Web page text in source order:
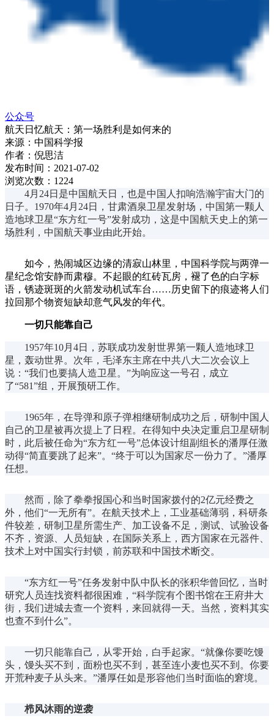
公众号
航天日忆航天：第一场胜利是如何来的
来源： 中国科学报
作者： 倪思洁
发布时间： 2021-07-02
浏览次数： 1224
4月24日是中国航天日，也是中国人扣响浩瀚宇宙大门的
日子。1970年4月24日，甘肃酒泉卫星发射场，中国第一颗人
造地球卫星“东方红一号”发射成功，这是中国航天史上的第一
场胜利，中国航天事业由此开始。
如今，热闹城区边缘的清寂山林里，中国科学院与两弹一
星纪念馆安静而肃穆。不起眼的红砖瓦房，褪了色的白字标
语，锈迹斑斑的火箭发动机试车台……历史留下的痕迹将人们
拉回那个物资短缺却意气风发的年代。
一切只能靠自己
1957年10月4日，苏联成功发射世界第一颗人造地球卫
星，轰动世界。次年，毛泽东主席在中共八大二次会议上
说：“我们也要搞人造卫星。”为响应这一号召， 成立
了“581”组，开展预研工作。
1965年，在导弹和原子弹相继研制成功之后，研制中国人
自己的卫星被再次提上了日程。在得知中央决定重启卫星研制
时，此后被任命为“东方红一号”总体设计组副组长的潘厚任激
动得“简直要跳了起来”。“终于可以为国家尽一份力了。”潘厚
任想。
然而，除了拳拳报国心和当时国家拨付的2亿元经费之
外，他们“一无所有”。在航天技术上，工业基础薄弱，科研条
件较差，研制卫星所需生产、加工设备不足，测试、试验设备
不齐，资源、人员短缺，在国际关系上，西方国家在元器件、
技术上对中国实行封锁，前苏联和中国技术断交。
“东方红一号”任务发射中队中队长的张积华曾回忆，当时
研究人员连找资料都很困难，“科学院有个图书馆在王府井大
街，我们进城去查一个资料，来回就得一天。当然，资料其实
也查不到什么”。
一切只能靠自己，从零开始，白手起家。“就像你要吃馒
头，馒头买不到，面粉也买不到，甚至连小麦也买不到。你要
开荒种麦子从头来。”潘厚任如是形容他们当时面临的窘境。
栉风沐雨的逆袭